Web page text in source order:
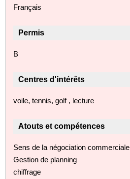
Français
Permis
B
Centres d'intérêts
voile, tennis, golf , lecture
Atouts et compétences
Sens de la négociation commerciale
Gestion de planning
chiffrage